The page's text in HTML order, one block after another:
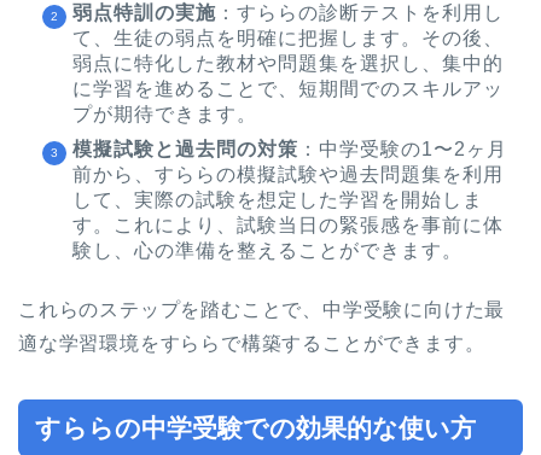
弱点特訓の実施 ：すららの診断テストを利用し
て、生徒の弱点を明確に把握します。その後、
弱点に特化した教材や問題集を選択し、集中的
に学習を進めることで、短期間でのスキルアッ
プが期待できます。
模擬試験と過去問の対策 ：中学受験の1〜2ヶ月
前から、すららの模擬試験や過去問題集を利用
して、実際の試験を想定した学習を開始しま
す。これにより、試験当日の緊張感を事前に体
験し、心の準備を整えることができます。
これらのステップを踏むことで、中学受験に向けた最
適な学習環境をすららで構築することができます。
すららの中学受験での効果的な使い方